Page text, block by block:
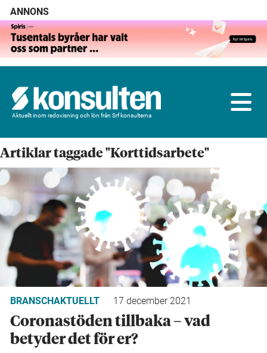
ANNONS
Aktuellt inom redovisning och lön från Srf konsulterna
Artiklar taggade "Korttidsarbete"
BRANSCHAKTUELLT 17 december 2021
Coronastöden tillbaka – vad
betyder det för er?